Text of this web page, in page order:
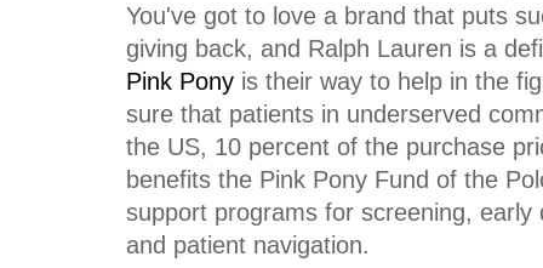
You've got to love a brand that puts
giving back, and Ralph Lauren is a
Pink Pony is their way to help in the
sure that patients in underserved
the US, 10 percent of the purchase
benefits the Pink Pony Fund of the
support programs for screening,
and patient navigation.